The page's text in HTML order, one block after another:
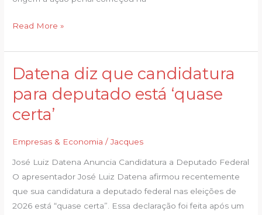
Read More »
Datena diz que candidatura
para deputado está ‘quase
certa’
Empresas & Economia /Jacques
José Luiz Datena Anuncia Candidatura a Deputado Federal
O apresentador José Luiz Datena afirmou recentemente
que sua candidatura a deputado federal nas eleições de
2026 está “quase certa”. Essa declaração foi feita após um
Datena
que
candidatura
deputado
está
‘quase